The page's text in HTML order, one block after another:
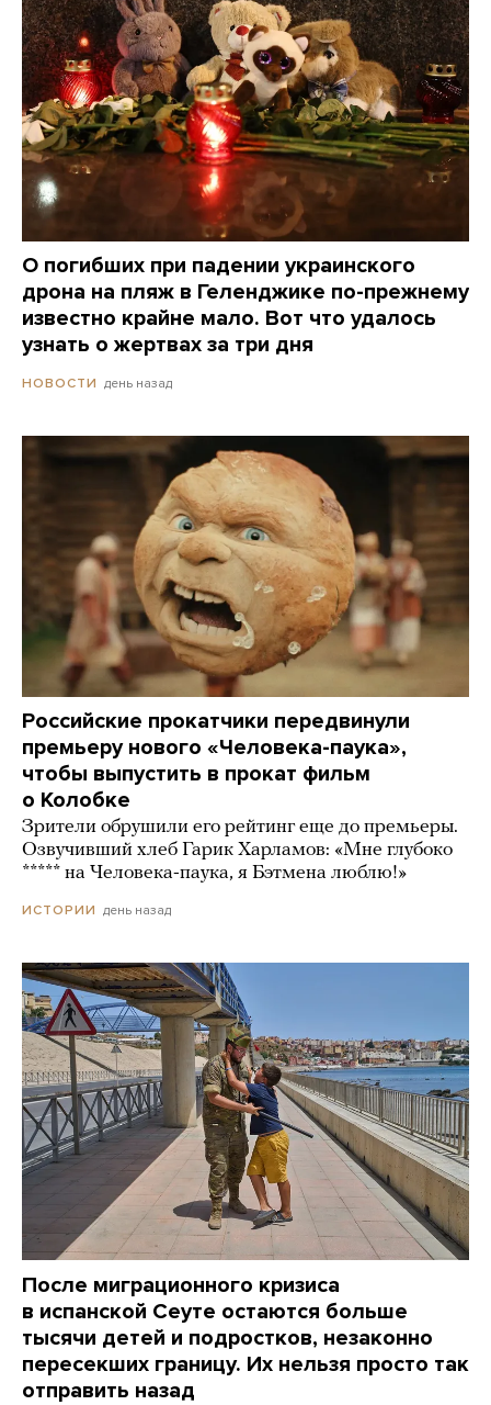
О погибших при падении украинского
дрона на пляж в Геленджике по-прежнему
известно крайне мало. Вот что удалось
узнать о жертвах за три дня
НОВОСТИ день назад
Российские прокатчики передвинули
премьеру нового «Человека-паука»,
чтобы выпустить в прокат фильм
о Колобке
Зрители обрушили его рейтинг еще до премьеры.
Озвучивший хлеб Гарик Харламов: «Мне глубоко
***** на Человека-паука, я Бэтмена люблю!»
ИСТОРИИ день назад
После миграционного кризиса
в испанской Сеуте остаются больше
тысячи детей и подростков, незаконно
пересекших границу. Их нельзя просто так
отправить назад